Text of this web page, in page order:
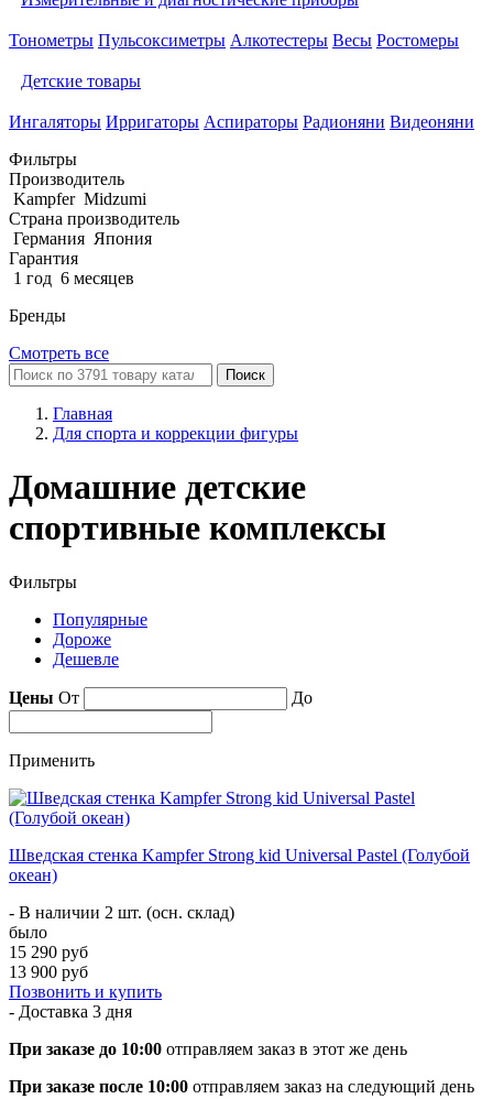
Тонометры Пульсоксиметры Алкотестеры Весы Ростомеры
Детские товары
Ингаляторы Ирригаторы Аспираторы Радионяни Видеоняни
Фильтры
Производитель
Kampfer Midzumi
Страна производитель
Германия Япония
Гарантия
1 год 6 месяцев
Бренды
Смотреть все
Поиск
Главная
Для спорта и коррекции фигуры
Домашние детские
спортивные комплексы
Фильтры
Популярные
Дороже
Дешевле
Цены От До
Применить
Шведская стенка Kampfer Strong kid Universal Pastel (Голубой
океан)
- В наличии 2 шт. (осн. склад)
было
15 290 руб
13 900 руб
Позвонить и купить
- Доставка 3 дня
При заказе до 10:00 отправляем заказ в этот же день
При заказе после 10:00 отправляем заказ на следующий день